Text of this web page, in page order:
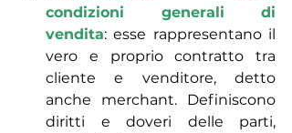
condizioni generali di
vendita: esse rappresentano il
vero e proprio contratto tra
cliente e venditore, detto
anche merchant. Definiscono
diritti e doveri delle parti,